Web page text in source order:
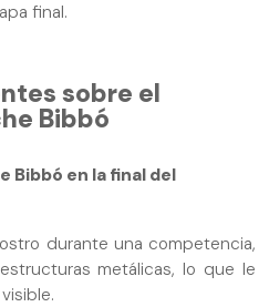
final.
sobre el
Bibbó
Bibbó en la final del
durante una competencia,
metálicas, lo que le